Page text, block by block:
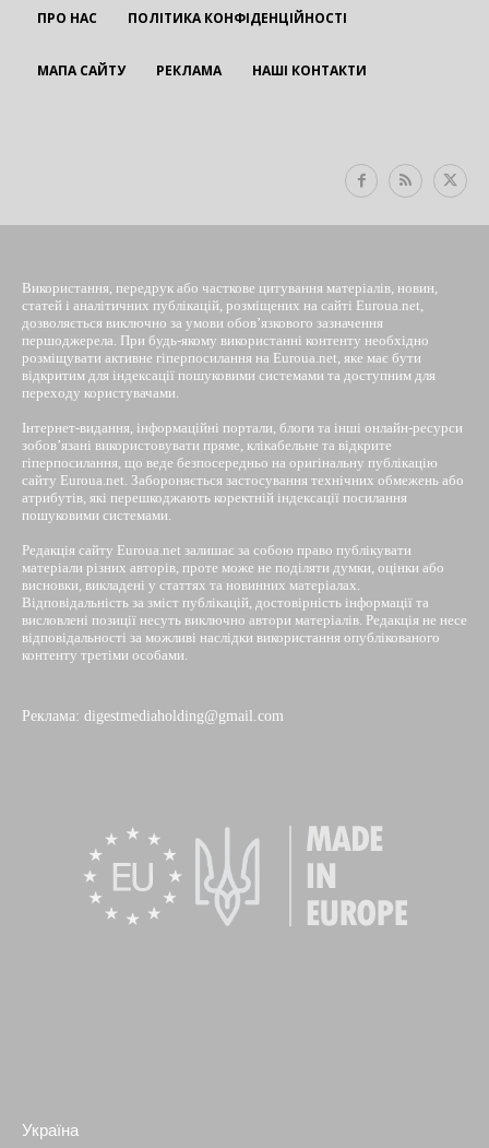
ПРО НАС ПОЛІТИКА КОНФІДЕНЦІЙНОСТІ
МАПА САЙТУ РЕКЛАМА НАШІ КОНТАКТИ
Використання, передрук або часткове цитування матеріалів, новин,
статей і аналітичних публікацій, розміщених на сайті Euroua.net,
дозволяється виключно за умови обов’язкового зазначення
першоджерела. При будь-якому використанні контенту необхідно
розміщувати активне гіперпосилання на Euroua.net, яке має бути
відкритим для індексації пошуковими системами та доступним для
переходу користувачами.
Інтернет-видання, інформаційні портали, блоги та інші онлайн-ресурси
зобов’язані використовувати пряме, клікабельне та відкрите
гіперпосилання, що веде безпосередньо на оригінальну публікацію
сайту Euroua.net. Забороняється застосування технічних обмежень або
атрибутів, які перешкоджають коректній індексації посилання
пошуковими системами.
Редакція сайту Euroua.net залишає за собою право публікувати
матеріали різних авторів, проте може не поділяти думки, оцінки або
висновки, викладені у статтях та новинних матеріалах.
Відповідальність за зміст публікацій, достовірність інформації та
висловлені позиції несуть виключно автори матеріалів. Редакція не несе
відповідальності за можливі наслідки використання опублікованого
контенту третіми особами.
Реклама: digestmediaholding@gmail.com
Україна